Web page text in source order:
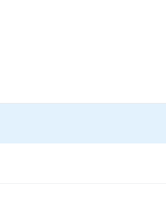
Labelz, Terberg,
Nieuwegein (afrit 9).
het object.